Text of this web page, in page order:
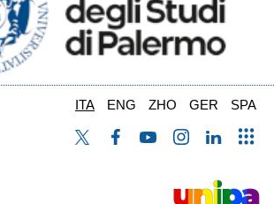
ITA ENG ZHO GER SPA